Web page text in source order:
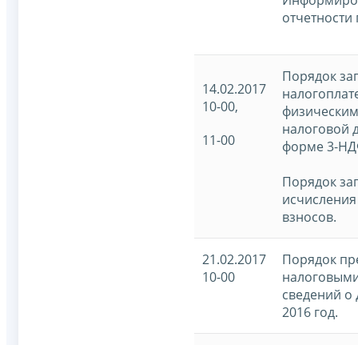
14.02.2017
10-00,
11-00
Порядок
налоговой
форме 3-
Порядок
взносов.
21.02.2017
10-00
Порядок
сведений о
2016 год.